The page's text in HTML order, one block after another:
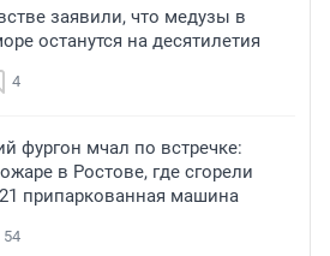
заявили, что медузы в
останутся на десятилетия
4
фургон мчал по встречке:
в Ростове, где сгорели
припаркованная машина
54